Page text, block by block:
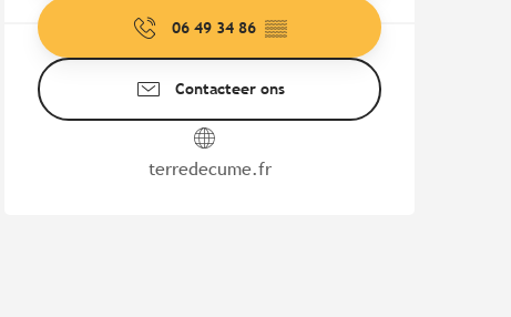
06 49 34 86 ▒▒
Contacteer ons
terredecume.fr